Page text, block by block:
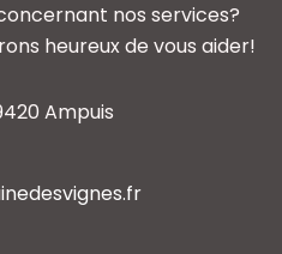
nos services?
heureux de vous aider!
Ampuis